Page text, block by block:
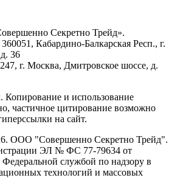
Секретно Трейд».
Кабардино-Балкарская Респ., г.
36
г. Москва, Дмитровское шоссе, д.
и использование
частичное цитирование возможно
на сайт.
ООО "Совершенно Секретно Трейд".
ЭЛ № ФС 77-79634 от
Федеральной службой по надзору в
технологий и массовых